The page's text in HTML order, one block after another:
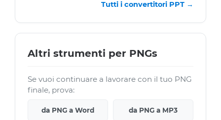
Tutti i convertitori PPT →
Altri strumenti per PNGs
Se vuoi continuare a lavorare con il tuo PNG
finale, prova:
da PNG a Word da PNG a MP3